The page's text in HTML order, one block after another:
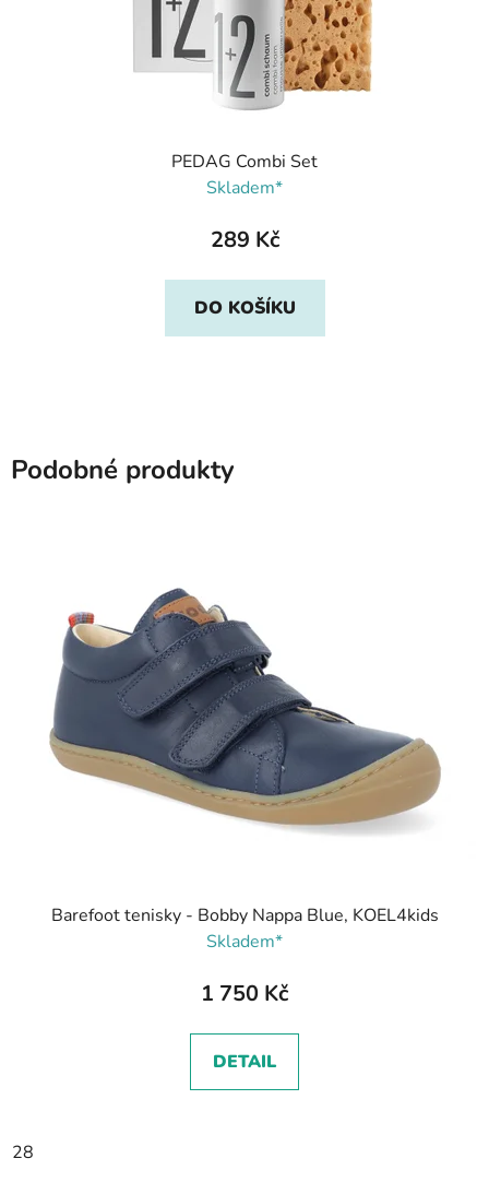
PEDAG Combi Set
Skladem*
289 Kč
DO KOŠÍKU
Podobné produkty
Barefoot tenisky - Bobby Nappa Blue, KOEL4kids
Skladem*
1 750 Kč
DETAIL
28